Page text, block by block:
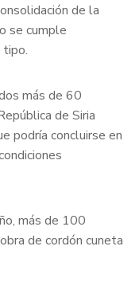
de la
se cumple
más de 60
de Siria
podría concluirse en
más de 100
de cordón cuneta